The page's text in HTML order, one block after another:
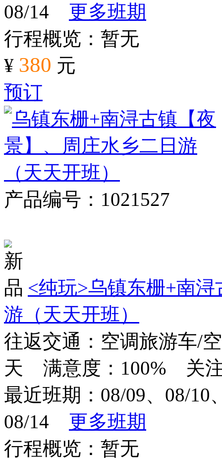
08/14 更多班期
行程概览：暂无
¥ 380 元
预订
产品编号：1021527
<纯玩>乌镇东栅+南
游（天天开班）
往返交通：空调旅游车/
天 满意度：100% 关注
最近班期：08/09、08/10
08/14 更多班期
行程概览：暂无